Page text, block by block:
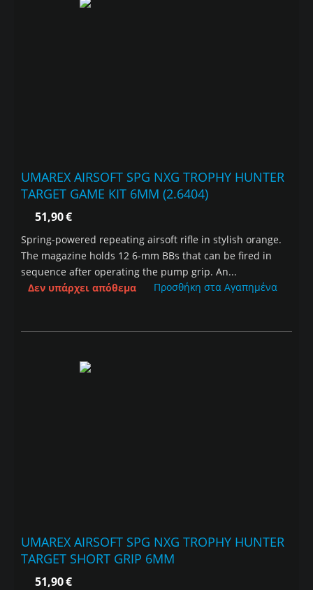
UMAREX AIRSOFT SPG NXG TROPHY HUNTER
TARGET GAME KIT 6MM (2.6404)
51,90€
Spring-powered repeating airsoft rifle in stylish orange.
The magazine holds 12 6-mm BBs that can be fired in
sequence after operating the pump grip. An...
Δεν υπάρχει απόθεμα
Προσθήκη στα Αγαπημένα
UMAREX AIRSOFT SPG NXG TROPHY HUNTER
TARGET SHORT GRIP 6MM
51,90€